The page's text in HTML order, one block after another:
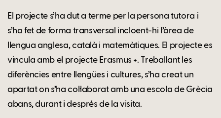
El projecte s’ha dut a terme per la persona tutora i
s’ha fet de forma transversal incloent-hi l’àrea de
llengua anglesa, català i matemàtiques. El projecte es
vincula amb el projecte Erasmus +. Treballant les
diferències entre llengües i cultures, s’ha creat un
apartat on s’ha col·laborat amb una escola de Grècia
abans, durant i després de la visita.